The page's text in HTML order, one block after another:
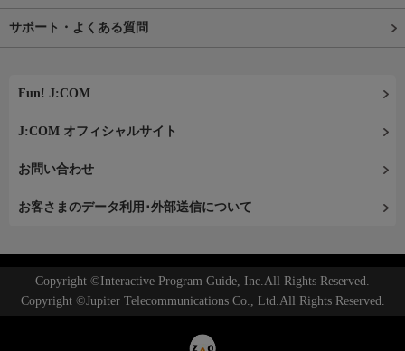
サポート・よくある質問
Fun! J:COM
J:COM オフィシャルサイト
お問い合わせ
お客さまのデータ利用･外部送信について
Copyright ©Interactive Program Guide, Inc.All Rights Reserved.
Copyright ©Jupiter Telecommunications Co., Ltd.All Rights Reserved.